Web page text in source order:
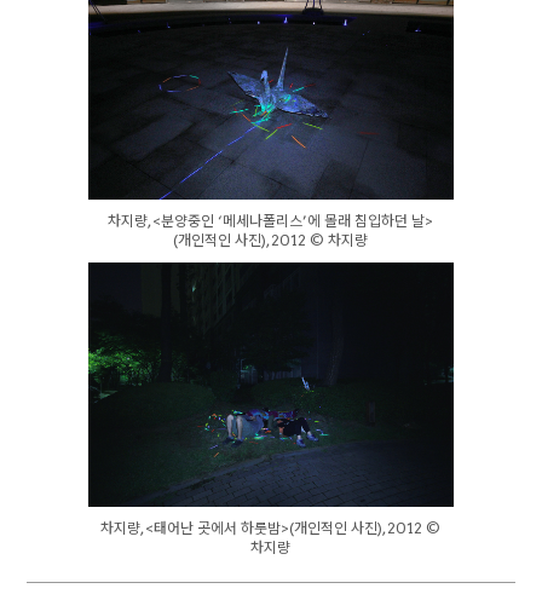
차지량, <분양중인 ‘메세나폴리스’에 몰래 침입하던 날>
(개인적인 사진), 2012 © 차지량
차지량, <태어난 곳에서 하룻밤>(개인적인 사진), 2012 ©
차지량